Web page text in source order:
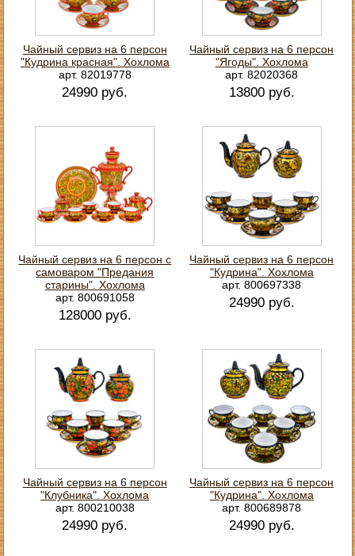
Чайный сервиз на 6 персон
"Кудрина красная". Хохлома
арт. 82019778
24990 руб.
Чайный сервиз на 6 персон
"Ягоды". Хохлома
арт. 82020368
13800 руб.
Чайный сервиз на 6 персон с
самоваром "Предания
старины". Хохлома
арт. 800691058
128000 руб.
Чайный сервиз на 6 персон
"Кудрина". Хохлома
арт. 800697338
24990 руб.
Чайный сервиз на 6 персон
"Клубника". Хохлома
арт. 800210038
24990 руб.
Чайный сервиз на 6 персон
"Кудрина". Хохлома
арт. 800689878
24990 руб.